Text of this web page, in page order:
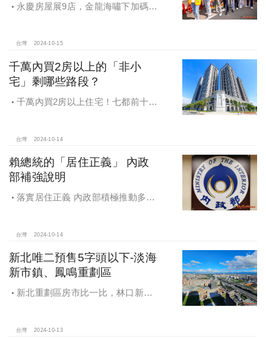
永慶房屋展9店，金龍海嘯下加碼員
福感，看得到更領得到！業務新人保
台灣 2024-10-15
千萬內買2房以上的「非小
宅」剩哪些路段？
千萬內買2房以上住宅！七都前十大
台灣 2024-10-14
賴總統的「居住正義」 內政
部補強說明
落實居住正義 內政部積極推動多元
台灣 2024-10-14
新北唯二預售5字頭以下-淡海
新市鎮、鳳鳴重劃區
新北重劃區房市比一比，林口新市
台灣 2024-10-13